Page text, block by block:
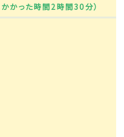
かかった時間2時間30分）